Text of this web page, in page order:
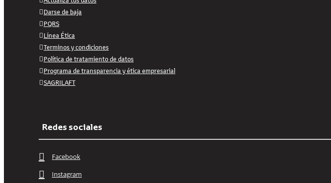
Darse de baja
PQRS
Línea Ética
Terminos y condiciones
Política de tratamiento de datos
Programa de transparencia y ética empresarial
SAGRILAFT
Redes sociales
Facebook
Instagram